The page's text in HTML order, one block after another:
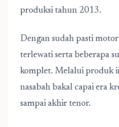
produksi tahun 2013.
Dengan sudah pasti
terlewati serta beberapa
komplet. Melalui produk
nasabah bakal capai era
sampai akhir tenor.